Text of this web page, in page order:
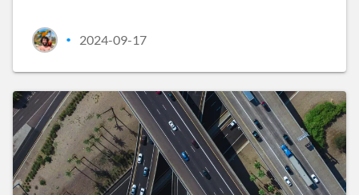
• 2024-09-17